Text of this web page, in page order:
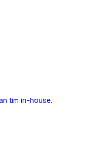
tim in-house.